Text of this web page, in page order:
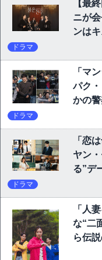
【最
ニが
ンは
ドラマ
「マ
パク
かの
ドラマ
「恋
ヤン
る”デ
ドラマ
「人
な“二
ら伝